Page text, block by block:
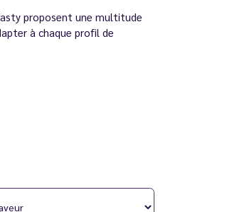
proposent une multitude
à chaque profil de